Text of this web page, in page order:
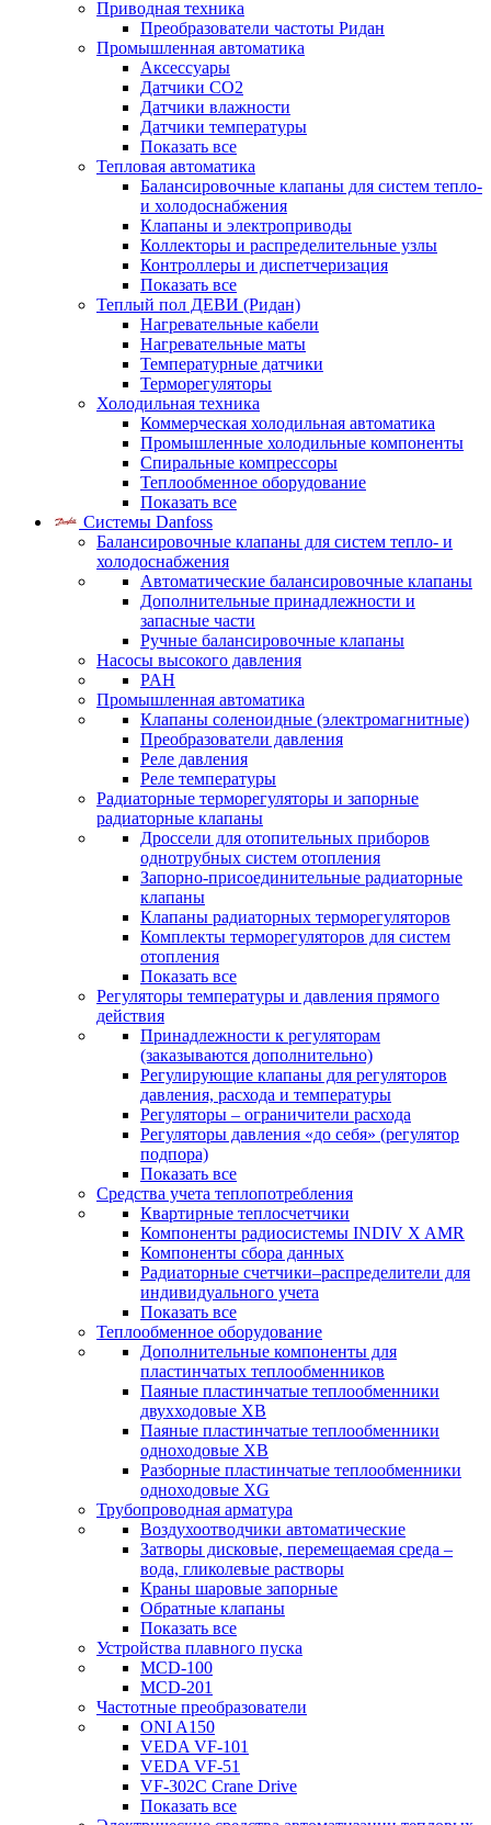
Приводная техника
Преобразователи частоты Ридан
Промышленная автоматика
Аксессуары
Датчики CO2
Датчики влажности
Датчики температуры
Показать все
Тепловая автоматика
Балансировочные клапаны для систем тепло-
и холодоснабжения
Клапаны и электроприводы
Коллекторы и распределительные узлы
Контроллеры и диспетчеризация
Показать все
Теплый пол ДЕВИ (Ридан)
Нагревательные кабели
Нагревательные маты
Температурные датчики
Терморегуляторы
Холодильная техника
Коммерческая холодильная автоматика
Промышленные холодильные компоненты
Спиральные компрессоры
Теплообменное оборудование
Показать все
Системы Danfoss
Балансировочные клапаны для систем тепло- и
холодоснабжения
Автоматические балансировочные клапаны
Дополнительные принадлежности и
запасные части
Ручные балансировочные клапаны
Насосы высокого давления
PAH
Промышленная автоматика
Клапаны соленоидные (электромагнитные)
Преобразователи давления
Реле давления
Реле температуры
Радиаторные терморегуляторы и запорные
радиаторные клапаны
Дроссели для отопительных приборов
однотрубных систем отопления
Запорно-присоединительные радиаторные
клапаны
Клапаны радиаторных терморегуляторов
Комплекты терморегуляторов для систем
отопления
Показать все
Регуляторы температуры и давления прямого
действия
Принадлежности к регуляторам
(заказываются дополнительно)
Регулирующие клапаны для регуляторов
давления, расхода и температуры
Регуляторы – ограничители расхода
Регуляторы давления «до себя» (регулятор
подпора)
Показать все
Средства учета теплопотребления
Квартирные теплосчетчики
Компоненты радиосистемы INDIV X AMR
Компоненты сбора данных
Радиаторные счетчики–распределители для
индивидуального учета
Показать все
Теплообменное оборудование
Дополнительные компоненты для
пластинчатых теплообменников
Паяные пластинчатые теплообменники
двухходовые XB
Паяные пластинчатые теплообменники
одноходовые ХВ
Разборные пластинчатые теплообменники
одноходовые ХG
Трубопроводная арматура
Воздухоотводчики автоматические
Затворы дисковые, перемещаемая среда –
вода, гликолевые растворы
Краны шаровые запорные
Обратные клапаны
Показать все
Устройства плавного пуска
MCD-100
MCD-201
Частотные преобразователи
ONI A150
VEDA VF-101
VEDA VF-51
VF-302C Crane Drive
Показать все